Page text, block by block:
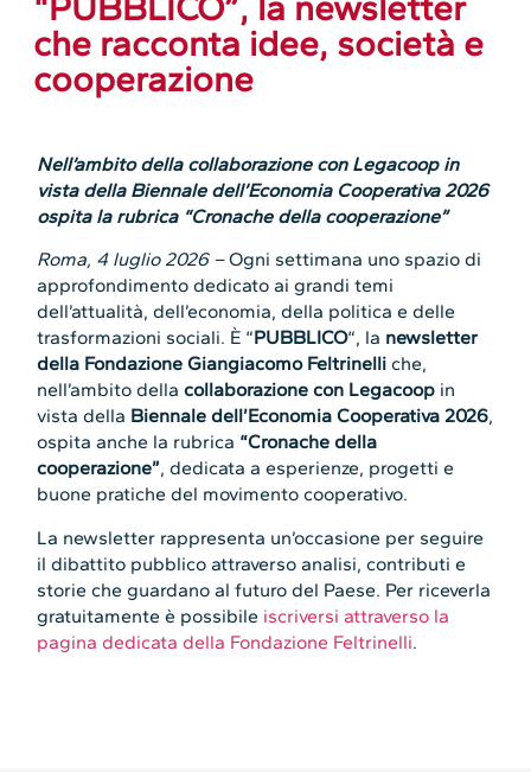
che racconta idee, società e
cooperazione
Nell’ambito della collaborazione con Legacoop in
vista della Biennale dell’Economia Cooperativa 2026
ospita la rubrica “Cronache della cooperazione”
Roma, 4 luglio 2026 –Ogni settimana uno spazio di
approfondimento dedicato ai grandi temi
dell’attualità, dell’economia, della politica e delle
trasformazioni sociali. È “PUBBLICO“, la newsletter
della Fondazione Giangiacomo Feltrinelli che,
nell’ambito della collaborazione con Legacoop in
vista della Biennale dell’Economia Cooperativa 2026,
ospita anche la rubrica “Cronache della
cooperazione”, dedicata a esperienze, progetti e
buone pratiche del movimento cooperativo.
La newsletter rappresenta un’occasione per seguire
il dibattito pubblico attraverso analisi, contributi e
storie che guardano al futuro del Paese. Per riceverla
gratuitamente è possibile iscriversi attraverso la
pagina dedicata della Fondazione Feltrinelli.